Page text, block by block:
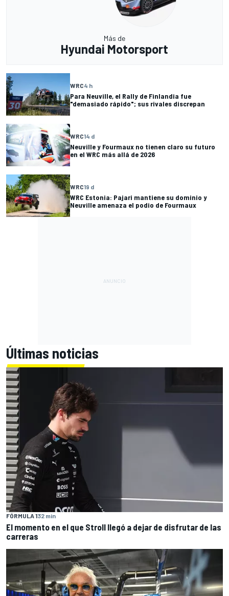
Más de
Hyundai Motorsport
WRC4 h
Para Neuville, el Rally de Finlandia fue
"demasiado rápido"; sus rivales discrepan
WRC14 d
Neuville y Fourmaux no tienen claro su futuro
en el WRC más allá de 2026
WRC19 d
WRC Estonia: Pajari mantiene su dominio y
Neuville amenaza el podio de Fourmaux
Últimas noticias
FÓRMULA 132 min
El momento en el que Stroll llegó a dejar de disfrutar de las
carreras